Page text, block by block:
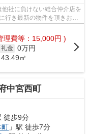
社に負けない総合仲介店を
行き最新の物件を頂きお客
理費等：15,000円 )
礼金 0万円
㎡
中宮西町
徒歩9分
町 」駅 徒歩7分